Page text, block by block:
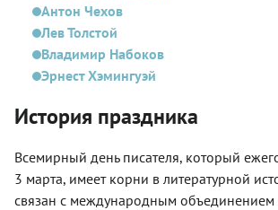
Антон Чехов
Лев Толстой
Владимир Набоков
Эрнест Хэмингуэй
История праздника
Всемирный день писателя, который
3 марта, имеет корни в литературной
связан с международным объединением